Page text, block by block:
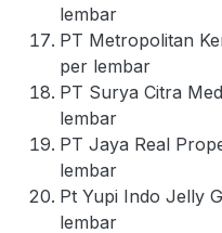
lembar
PT Metropolitan
per lembar
PT Surya Citra
lembar
PT Jaya Real
lembar
Pt Yupi Indo Jelly
lembar